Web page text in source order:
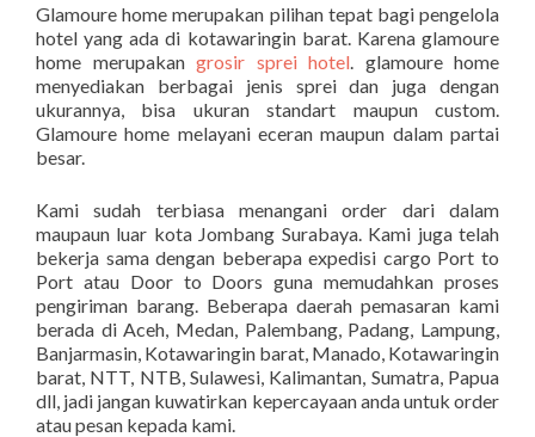
Glamoure home merupakan pilihan tepat bagi pengelola
hotel yang ada di kotawaringin barat. Karena glamoure
home merupakan grosir sprei hotel. glamoure home
menyediakan berbagai jenis sprei dan juga dengan
ukurannya, bisa ukuran standart maupun custom.
Glamoure home melayani eceran maupun dalam partai
besar.
Kami sudah terbiasa menangani order dari dalam
maupaun luar kota Jombang Surabaya. Kami juga telah
bekerja sama dengan beberapa expedisi cargo Port to
Port atau Door to Doors guna memudahkan proses
pengiriman barang. Beberapa daerah pemasaran kami
berada di Aceh, Medan, Palembang, Padang, Lampung,
Banjarmasin, Kotawaringin barat, Manado, Kotawaringin
barat, NTT, NTB, Sulawesi, Kalimantan, Sumatra, Papua
dll, jadi jangan kuwatirkan kepercayaan anda untuk order
atau pesan kepada kami.